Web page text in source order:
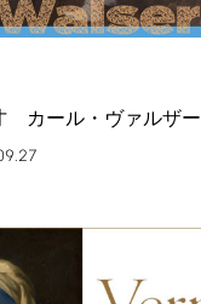
カール・ヴァルザー